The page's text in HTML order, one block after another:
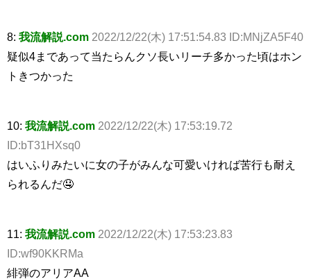
8: 我流解説.com 2022/12/22(木) 17:51:54.83 ID:MNjZA5F40
疑似4まであって当たらんクソ長いリーチ多かった頃はホン
トきつかった
10: 我流解説.com 2022/12/22(木) 17:53:19.72
ID:bT31HXsq0
はいふりみたいに女の子がみんな可愛いければ苦行も耐え
られるんだ🤤
11: 我流解説.com 2022/12/22(木) 17:53:23.83
ID:wf90KKRMa
緋弾のアリアAA